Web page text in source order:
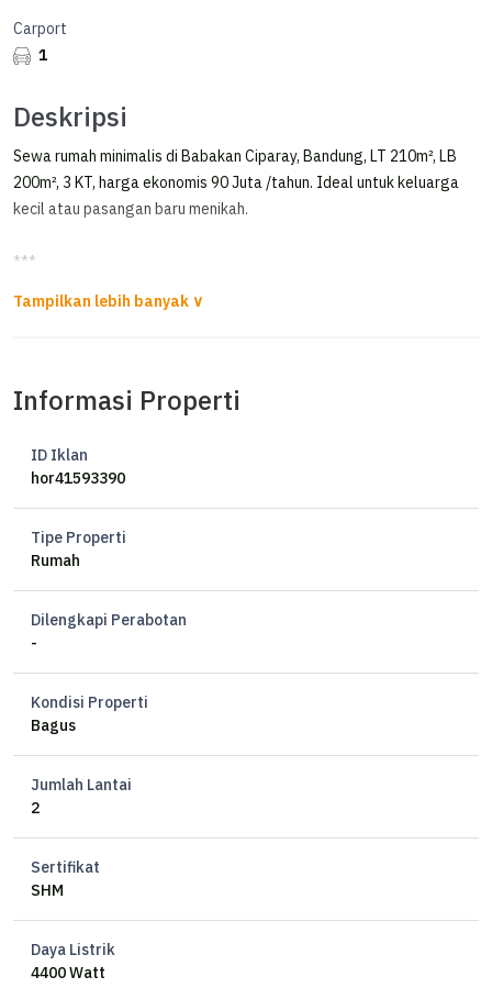
Carport
1
Deskripsi
Sewa rumah minimalis di Babakan Ciparay, Bandung, LT 210m², LB
200m², 3 KT, harga ekonomis 90 Juta /tahun. Ideal untuk keluarga
kecil atau pasangan baru menikah.
***
Rumah Sakura Indah
LB 200 m
Siap Huni
KM 3
Air Submersibble
Op 90 jt /th (min 2 th)
ML
Informasi Properti
ID Iklan
hor41593390
Tipe Properti
Rumah
Dilengkapi Perabotan
-
Kondisi Properti
Bagus
Jumlah Lantai
2
Sertifikat
SHM
Daya Listrik
4400 Watt